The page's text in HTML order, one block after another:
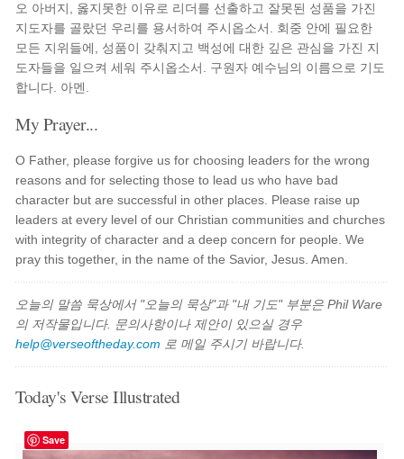
오 아버지, 옳지못한 이유로 리더를 선출하고 잘못된 성품을 가진
지도자를 골랐던 우리를 용서하여 주시옵소서. 회중 안에 필요한
모든 지위들에, 성품이 갖춰지고 백성에 대한 깊은 관심을 가진 지
도자들을 일으켜 세워 주시옵소서. 구원자 예수님의 이름으로 기도
합니다. 아멘.
My Prayer...
O Father, please forgive us for choosing leaders for the wrong
reasons and for selecting those to lead us who have bad
character but are successful in other places. Please raise up
leaders at every level of our Christian communities and churches
with integrity of character and a deep concern for people. We
pray this together, in the name of the Savior, Jesus. Amen.
오늘의 말씀 묵상에서 "오늘의 묵상"과 "내 기도" 부분은 Phil Ware
의 저작물입니다. 문의사항이나 제안이 있으실 경우
help@verseoftheday.com 로 메일 주시기 바랍니다.
Today's Verse Illustrated
Save